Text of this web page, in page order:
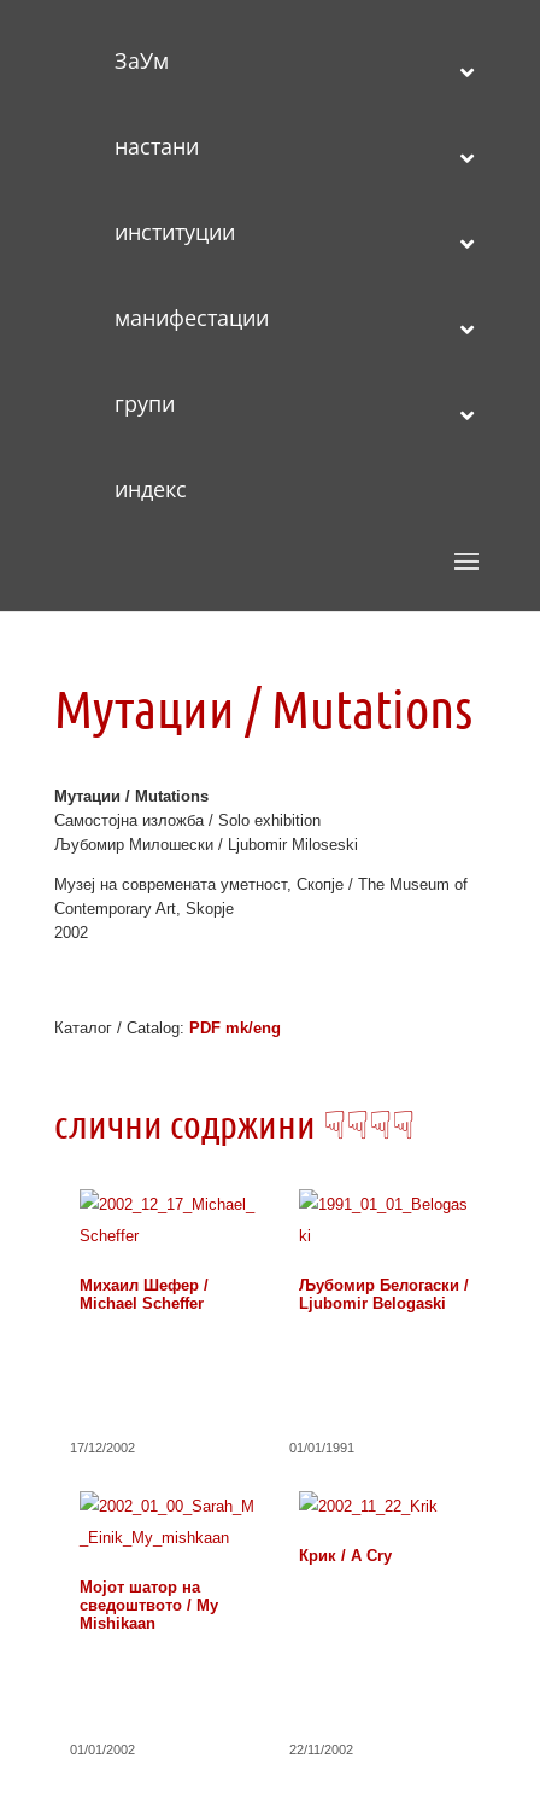
ЗаУм
настани
институции
манифестации
групи
индекс
Мутации / Mutations
Мутации / Mutations
Самостојна изложба / Solo exhibition
Љубомир Милошески / Ljubomir Miloseski
Музеј на современата уметност, Скопје / The Museum of
Contemporary Art, Skopje
2002
Каталог / Catalog: PDF mk/eng
слични содржини ☟☟☟☟
Михаил Шефер /
Michael Scheffer
17/12/2002
Љубомир Белогаски /
Ljubomir Belogaski
01/01/1991
Мојот шатор на
сведоштвото / My
Mishikaan
01/01/2002
Крик / A Cry
22/11/2002